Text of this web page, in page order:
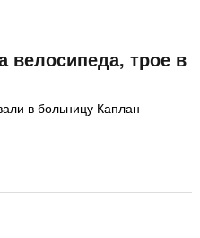
велосипеда, трое в
в больницу Каплан